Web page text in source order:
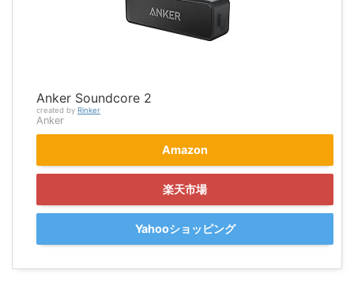
Anker Soundcore 2
created by Rinker
Anker
Amazon
楽天市場
Yahooショッピング